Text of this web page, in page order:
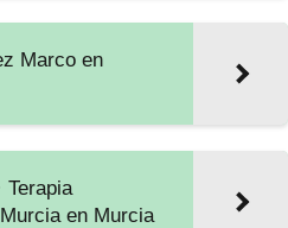
Marco en
Terapia
en Murcia